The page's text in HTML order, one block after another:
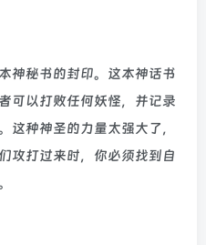
神秘书的封印。这本神话书
可以打败任何妖怪，并记录
这种神圣的力量太强大了，
攻打过来时，你必须找到自